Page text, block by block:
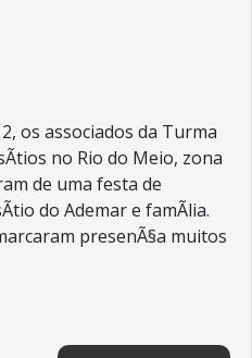
os associados da Turma
no Rio do Meio, zona
de uma festa de
do Ademar e famÃ­lia.
presenÃ§a muitos